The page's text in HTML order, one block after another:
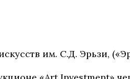
им. С.Д. Эрьзи,